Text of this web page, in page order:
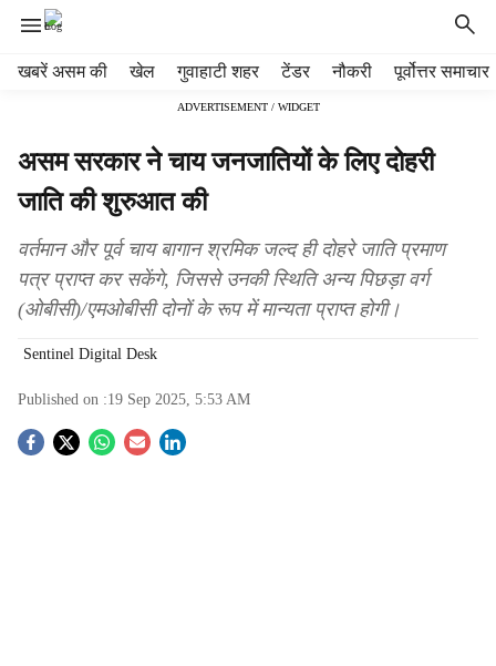
खबरें असम की खेल गुवाहाटी शहर टेंडर नौकरी पूर्वोत्तर समाचार
ADVERTISEMENT / WIDGET
असम सरकार ने चाय जनजातियों के लिए दोहरी
जाति की शुरुआत की
वर्तमान और पूर्व चाय बागान श्रमिक जल्द ही दोहरे जाति प्रमाण
पत्र प्राप्त कर सकेंगे, जिससे उनकी स्थिति अन्य पिछड़ा वर्ग
(ओबीसी)/एमओबीसी दोनों के रूप में मान्यता प्राप्त होगी।
Sentinel Digital Desk
Published on :19 Sep 2025, 5:53 AM
S